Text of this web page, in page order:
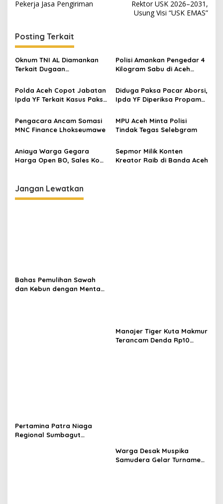
v
g
a
s
i
p
o
s
Pekerja Jasa Pengiriman
Rektor USK 2026–2031,
Usung Visi “USK EMAS”
Posting Terkait
Oknum TNI AL Diamankan
Terkait Dugaan
Hewan Jalur Laut
Polisi Amankan Pengedar 4
Kilogram Sabu di Aceh
Polda Aceh Copot Jabatan
Ipda YF Terkait Kasus Paksa
Diduga Paksa Pacar Aborsi,
Ipda YF Diperiksa Propam
Pengacara Ancam Somasi
MNC Finance Lhokseumawe
MPU Aceh Minta Polisi
Tindak Tegas Selebgram
Aniaya Warga Gegara
Harga Open BO, Sales Kopi
Sepmor Milik Konten
Kreator Raib di Banda Aceh
Jangan Lewatkan
Bahas Pemulihan Sawah
dan Kebun dengan Mentan,
Manajer Tiger Kuta Makmur
Terancam Denda Rp10
Pertamina Patra Niaga
Regional Sumbagut
Warga Desak Muspika
Samudera Gelar Turnamen